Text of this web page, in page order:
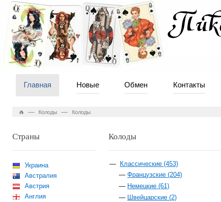
Главная Новые Обмен Контакты
— Колоды — Колоды
Страны
Украина
Австралия
Австрия
Англия
Колоды
Классические (453)
Французские (204)
Немецкие (61)
Швейцарские (2)